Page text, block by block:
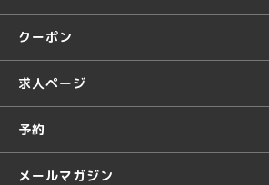
クーポン
求人ページ
予約
メールマガジン